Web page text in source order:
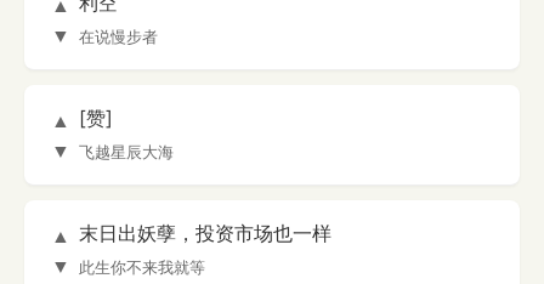
▲
▼
在说慢步者
▲
▼
[赞]
飞越星辰大海
▲
▼
末日出妖孽，投资市场也一样
此生你不来我就等